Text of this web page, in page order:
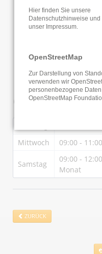
Mittwoch
09:00 -
Samstag
09:00 -
Monat
ZURÜCK
Hier finden Sie unsere
Datenschutzhinweise und
unser Impressum
OpenStreetMap
Zur Darstellung von
verwenden wir
personenbezogene
OpenStreetMap